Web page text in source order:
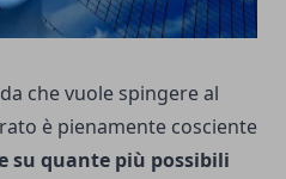
che vuole spingere al
è pienamente cosciente
su quante più possibili